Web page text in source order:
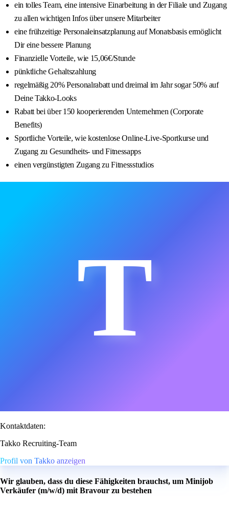
ein tolles Team, eine intensive Einarbeitung in der Filiale und Zugang
zu allen wichtigen Infos über unsere Mitarbeiter
eine frühzeitige Personaleinsatzplanung auf Monatsbasis ermöglicht
Dir eine bessere Planung
Finanzielle Vorteile, wie 15,06€/Stunde
pünktliche Gehaltszahlung
regelmäßig 20% Personalrabatt und dreimal im Jahr sogar 50% auf
Deine Takko-Looks
Rabatt bei über 150 kooperierenden Unternehmen (Corporate
Benefits)
Sportliche Vorteile, wie kostenlose Online-Live-Sportkurse und
Zugang zu Gesundheits- und Fitnessapps
einen vergünstigten Zugang zu Fitnessstudios
T
Kontaktdaten:
Takko Recruiting-Team
Profil von Takko anzeigen
Wir glauben, dass du diese Fähigkeiten brauchst, um Minijob
Verkäufer (m/w/d) mit Bravour zu bestehen